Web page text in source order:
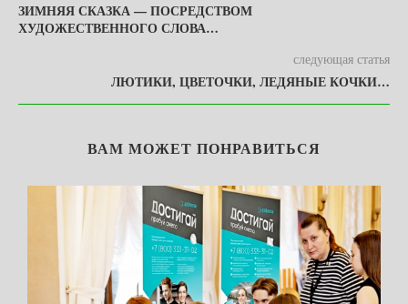
ЗИМНЯЯ СКАЗКА — ПОСРЕДСТВОМ
ХУДОЖЕСТВЕННОГО СЛОВА…
следующая статья
ЛЮТИКИ, ЦВЕТОЧКИ, ЛЕДЯНЫЕ КОЧКИ…
ВАМ МОЖЕТ ПОНРАВИТЬСЯ